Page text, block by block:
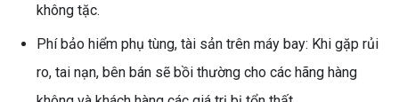
không tặc.
Phí bảo hiểm phụ tùng, tài sản trên máy bay: Khi gặp rủi
ro, tai nạn, bên bán sẽ bồi thường cho các hãng hàng